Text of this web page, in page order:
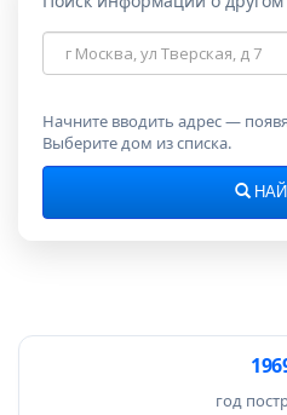
Адрес
дома
Начните вводить адрес —
Выберите дом из списка.
год